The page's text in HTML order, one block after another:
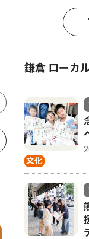
長に辞職求
鎌倉 ローカ
文化